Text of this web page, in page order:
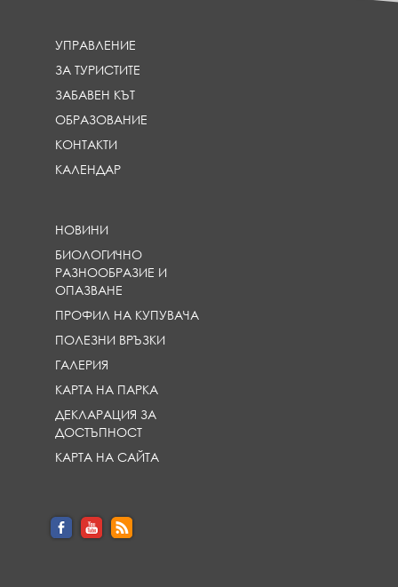
УПРАВЛЕНИЕ
ЗА ТУРИСТИТЕ
ЗАБАВЕН КЪТ
ОБРАЗОВАНИЕ
КОНТАКТИ
КАЛЕНДАР
НОВИНИ
БИОЛОГИЧНО
РАЗНООБРАЗИЕ И
ОПАЗВАНЕ
ПРОФИЛ НА КУПУВАЧА
ПОЛЕЗНИ ВРЪЗКИ
ГАЛЕРИЯ
КАРТА НА ПАРКА
ДЕКЛАРАЦИЯ ЗА
ДОСТЪПНОСТ
КАРТА НА САЙТА